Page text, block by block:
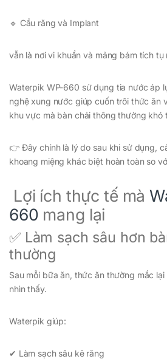
🔹 Cầu răng và Implant
vẫn là nơi vi khuẩn và mảng bám tích tụ
Waterpik WP-660 sử dụng tia nước áp
nghệ xung nước giúp cuốn trôi thức ăn
khu vực mà bàn chải thông thường khó
👉 Đây chính là lý do sau khi sử dụng,
khoang miệng khác biệt hoàn toàn so
Lợi ích thực tế mà
660 mang lại
✅ Làm sạch sâu hơn
thường
Sau mỗi bữa ăn, thức ăn thường mắc
nhìn thấy.
Waterpik giúp:
✔ Làm sạch sâu kẽ răng